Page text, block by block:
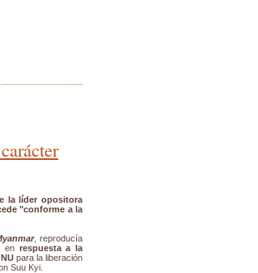
la líder opositora
"conforme a la
, reproducía
en respuesta a la
para la liberación
Suu Kyi.